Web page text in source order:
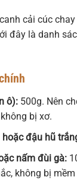
cải cúc
đây là danh
ô):500g. Nên
bị xơ.
đậu hũ
nấm đùi gà:
không bị mềm